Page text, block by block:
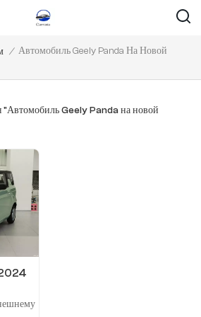
/ Автомобиль Geely Panda На Новой
"Автомобиль Geely Panda на новой